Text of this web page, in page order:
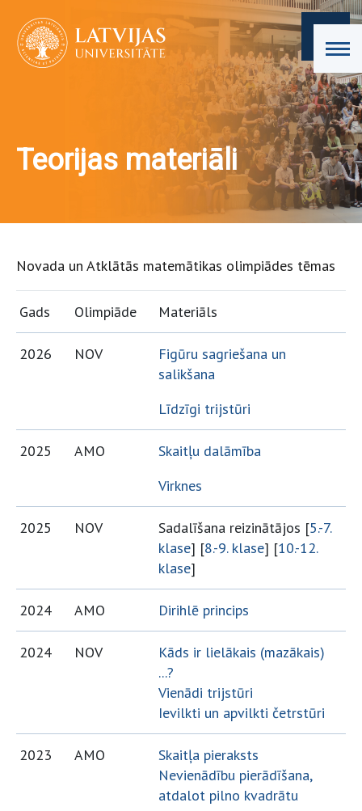
Teorijas materiāli
Novada un Atklātās matemātikas olimpiādes tēmas
Gads Olimpiāde Materiāls
2026 NOV
Figūru sagriešana un
salikšana
Līdzīgi trijstūri
2025 AMO
Skaitļu dalāmība
Virknes
2025 NOV Sadalīšana reizinātājos [5.-7.
klase] [8.-9. klase] [10.-12.
klase]
2024 AMO Dirihlē princips
2024 NOV
Kāds ir lielākais (mazākais)
...?
Vienādi trijstūri
Ievilkti un apvilkti četrstūri
2023 AMO
Skaitļa pieraksts
Nevienādību pierādīšana,
atdalot pilno kvadrātu